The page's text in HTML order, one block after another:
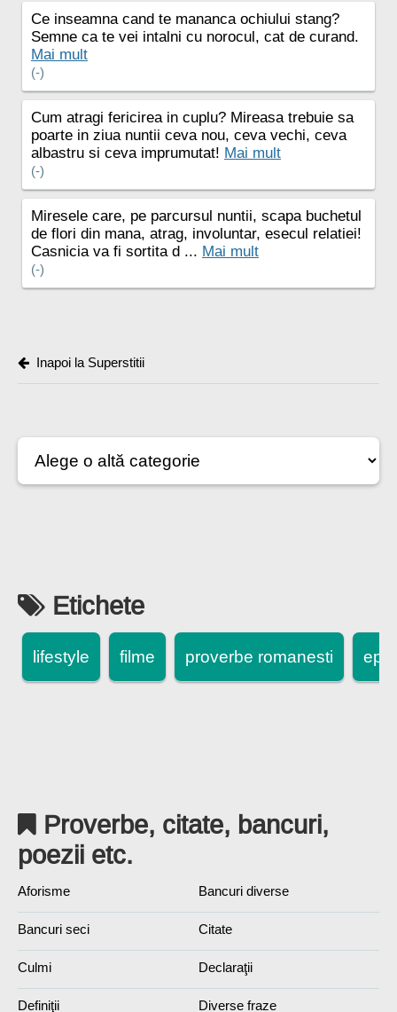
Ce inseamna cand te mananca ochiului stang?
Semne ca te vei intalni cu norocul, cat de curand.
Mai mult
(-)
Cum atragi fericirea in cuplu? Mireasa trebuie sa
poarte in ziua nuntii ceva nou, ceva vechi, ceva
albastru si ceva imprumutat! Mai mult
(-)
Miresele care, pe parcursul nuntii, scapa buchetul
de flori din mana, atrag, involuntar, esecul relatiei!
Casnicia va fi sortita d ... Mai mult
(-)
Inapoi la Superstitii
Etichete
lifestyle filme proverbe romanesti
Proverbe, citate, bancuri,
poezii etc.
Aforisme Bancuri diverse
Bancuri seci Citate
Culmi Declaraţii
Definiţii Diverse fraze